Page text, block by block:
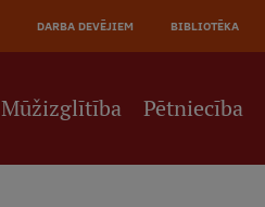
DARBA DEVĒJIEM BIBLIOTĒKA
Mūžizglītība Pētniecība